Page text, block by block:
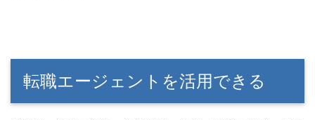
転職エージェントを活用できる